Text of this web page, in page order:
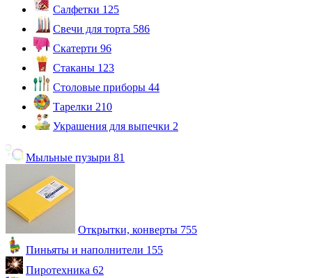
Салфетки 125
Свечи для торта 586
Скатерти 96
Стаканы 123
Столовые приборы 44
Тарелки 210
Украшения для выпечки 2
Мыльные пузыри 81
Открытки, конверты 755
Пиньяты и наполнители 155
Пиротехника 62